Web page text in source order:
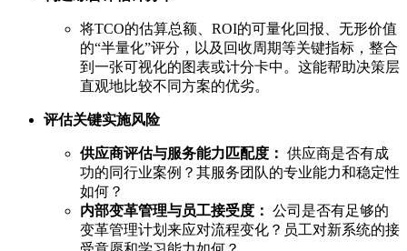
将TCO的估算总额、ROI的可量化回报、无形价值
的“半量化”评分，以及回收周期等关键指标，整合
到一张可视化的图表或计分卡中。这能帮助决策层
直观地比较不同方案的优劣。
评估关键实施风险
供应商评估与服务能力匹配度： 供应商是否有成
功的同行业案例？其服务团队的专业能力和稳定性
如何？
内部变革管理与员工接受度： 公司是否有足够的
变革管理计划来应对流程变化？员工对新系统的接